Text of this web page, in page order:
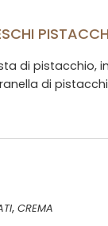
di pistacchio,
di
, CREMA